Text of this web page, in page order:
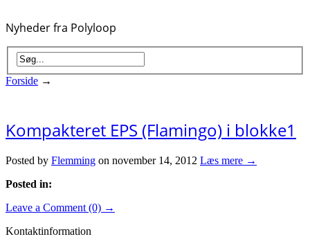
Nyheder fra Polyloop
Forside →
Kompakteret EPS (Flamingo) i blokke1
Posted by Flemming on november 14, 2012 Læs mere →
Posted in:
Leave a Comment (0) →
Kontaktinformation